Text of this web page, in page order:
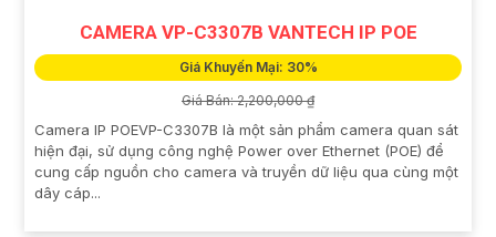
CAMERA VP-C3307B VANTECH IP POE
Giá Khuyến Mại: 30%
Giá Bán: 2,200,000 ₫
Camera IP POEVP-C3307B là một sản phẩm camera quan sát
hiện đại, sử dụng công nghệ Power over Ethernet (POE) để
cung cấp nguồn cho camera và truyền dữ liệu qua cùng một
dây cáp...